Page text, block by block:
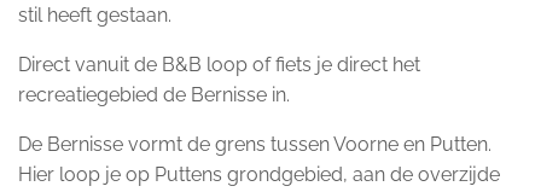
stil heeft gestaan.
Direct vanuit de B&B loop of fiets je direct het
recreatiegebied de Bernisse in.
De Bernisse vormt de grens tussen Voorne en Putten.
Hier loop je op Puttens grondgebied, aan de overzijde